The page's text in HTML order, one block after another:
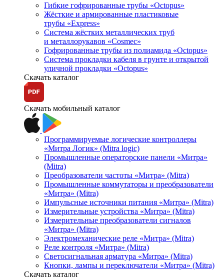
Гибкие гофрированные трубы «Octopus»
Жёсткие и армированные пластиковые
трубы «Express»
Система жёстких металлических труб
и металлорукавов «Cosmec»
Гофрированные трубы из полиамида «Octopus»
Система прокладки кабеля в грунте и открытой
уличной прокладки «Octopus»
Скачать каталог
Скачать мобильный каталог
Программируемые логические контроллеры
«Митра Логик» (Mitra logic)
Промышленные операторские панели «Митра»
(Mitra)
Преобразователи частоты «Митра» (Mitra)
Промышленные коммутаторы и преобразователи
«Митра» (Mitra)
Импульсные источники питания «Митра» (Mitra)
Измерительные устройства «Митра» (Mitra)
Измерительные преобразователи сигналов
«Митра» (Mitra)
Электромеханические реле «Митра» (Mitra)
Реле контроля «Митра» (Mitra)
Светосигнальная арматура «Митра» (Mitra)
Кнопки, лампы и переключатели «Митра» (Mitra)
Скачать каталог